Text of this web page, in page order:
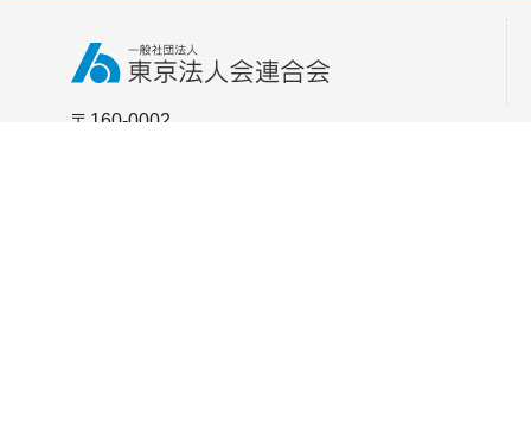
〒160-0002